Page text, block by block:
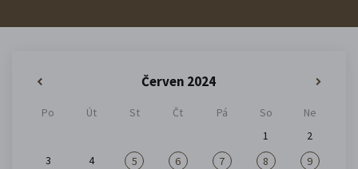
Červen 2024
Po Út St Čt Pá So
Ne
1
2
3
4 5 6 7 8
9